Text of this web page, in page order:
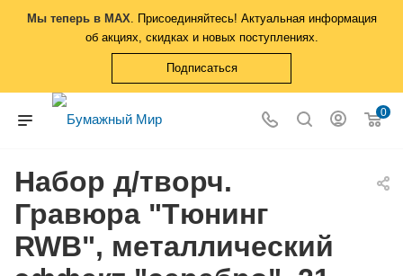
Мы теперь в MAX. Присоединяйтесь! Актуальная информация
об акциях, скидках и новых поступлениях.
Подписаться
0
Набор д/творч.
Гравюра "Тюнинг
RWB", металлический